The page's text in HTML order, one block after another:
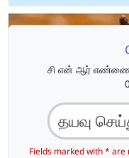
சி என் ஆர் எண்ணை
Fields marked with * are